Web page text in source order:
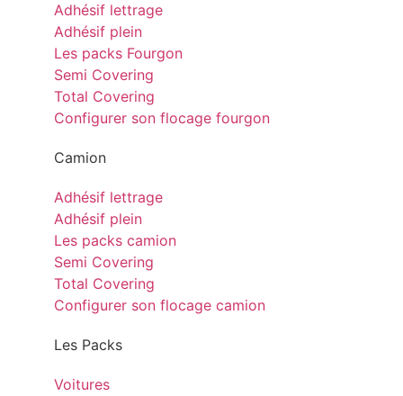
Adhésif lettrage
Adhésif plein
Les packs Fourgon
Semi Covering
Total Covering
Configurer son flocage fourgon
Camion
Adhésif lettrage
Adhésif plein
Les packs camion
Semi Covering
Total Covering
Configurer son flocage camion
Les Packs
Voitures